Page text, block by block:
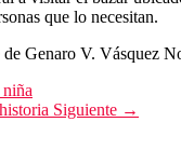
que lo necesitan.
Genaro V. Vásquez
Siguiente →